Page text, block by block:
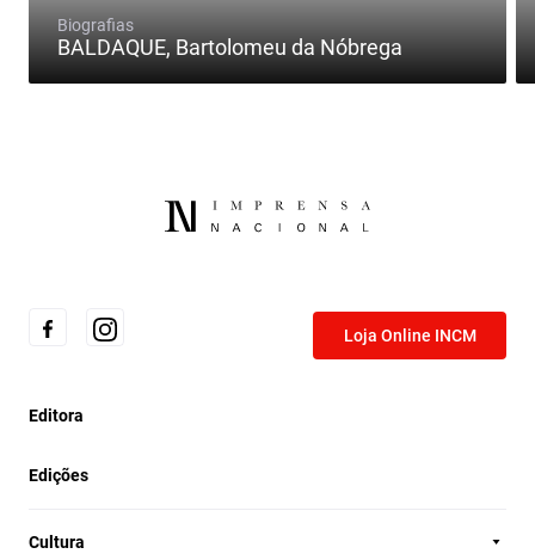
Biografias
BALDAQUE, Bartolomeu da Nóbrega
Loja Online INCM
Editora
Edições
Cultura